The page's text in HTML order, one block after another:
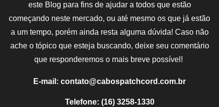
este Blog para fins de ajudar a todos que estão
começando neste mercado, ou até mesmo os que já estão
a um tempo, porém ainda resta alguma dúvida! Caso não
ache o tópico que esteja buscando, deixe seu comentário
que responderemos o mais breve possível!
E-mail: contato@cabospatchcord.com.br
Telefone: (16) 3258-1330